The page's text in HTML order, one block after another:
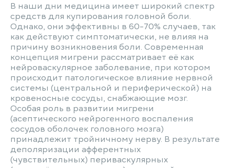
В наши дни медицина имеет широкий спектр
средств для купирования головной боли.
Однако, они эффективны в 60-70% случаев, так
как действуют симптоматически, не влияя на
причину возникновения боли. Современная
концепция мигрени рассматривает её как
нейроваскулярное заболевание, при котором
происходит патологическое влияние нервной
системы (центральной и периферической) на
кровеносные сосуды, снабжающие мозг.
Особая роль в развитии мигрени
(асептического нейрогенного воспаления
сосудов оболочек головного мозга)
принадлежит тройничному нерву. В результате
деполяризации афферентных
(чувствительных) периваскулярных